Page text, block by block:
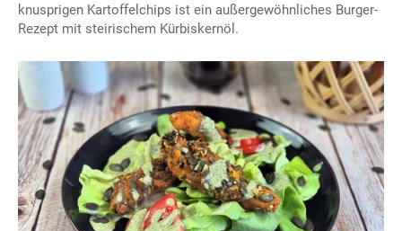
knusprigen Kartoffelchips ist ein außergewöhnliches Burger-
Rezept mit steirischem Kürbiskernöl.